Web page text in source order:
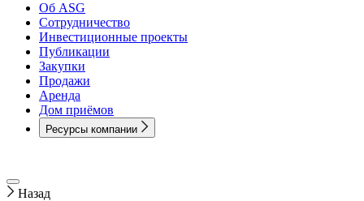
Об ASG
Сотрудничество
Инвестиционные проекты
Публикации
Закупки
Продажи
Аренда
Дом приёмов
Ресурсы компании
Назад